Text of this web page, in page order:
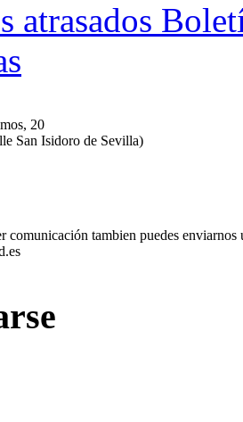
atrasados
20
San Isidoro de Sevilla)
comunicación tambien puedes enviarnos